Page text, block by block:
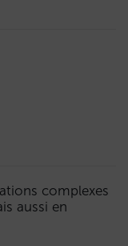
complexes
aussi en